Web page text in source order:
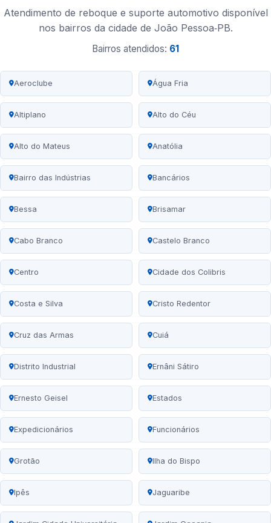
Atendimento de reboque e suporte automotivo disponível
nos bairros da cidade de João Pessoa‑PB.
Bairros atendidos: 61
Aeroclube Água Fria
Altiplano Alto do Céu
Alto do Mateus Anatólia
Bairro das Indústrias Bancários
Bessa Brisamar
Cabo Branco Castelo Branco
Centro Cidade dos Colibris
Costa e Silva Cristo Redentor
Cruz das Armas Cuiá
Distrito Industrial Ernâni Sátiro
Ernesto Geisel Estados
Expedicionários Funcionários
Grotão Ilha do Bispo
Ipês Jaguaribe